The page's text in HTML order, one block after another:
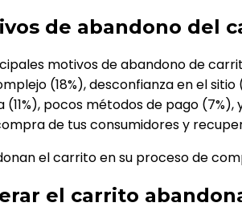
de abandono del
motivos de abandono de
(18%), desconfianza en el
pocos métodos de pago
de tus consumidores y
el carrito